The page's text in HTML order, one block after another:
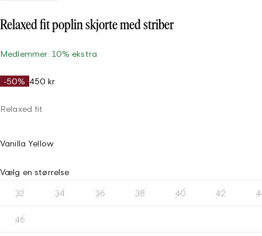
Relaxed fit poplin skjorte med striber
Medlemmer: 10% ekstra
-50% 450 kr
Relaxed fit
Vanilla Yellow
Vælg en størrelse
32 34 36 38 40 42
46